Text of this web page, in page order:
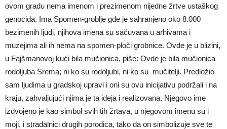
ovom gradu nema imenom i prezimenom nijedne žrtve ustaškog
genocida. Ima Spomen-groblje gde je sahranjeno oko 8.000
bezimenih ljudi, njihova imena su sačuvana u arhivama i
muzejima ali ih nema na spomen-ploči grobnice. Ovde je u blizini,
u Fajšmanovoj kući bila mučionica, piše: Ovde je bila mučionica
rodoljuba Srema; ni ko su rodoljubi, ni ko su mučitelji. Predložio
sam ljudima u gradskoj upravi i oni su ovu inicijativu podržali i na
kraju, zahvaljujući njima je ta ideja i realizovana. Njegovo ime
izdvojeno je kao simbol svih tih žrtava, u njegovom imenu su i
moji, i stradalnici drugih porodica, tako da on simbolizuje sve te